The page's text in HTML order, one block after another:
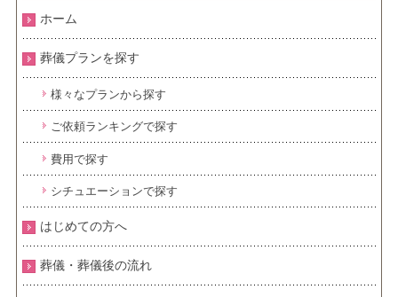
ホーム
葬儀プランを探す
様々なプランから探す
ご依頼ランキングで探す
費用で探す
シチュエーションで探す
はじめての方へ
葬儀・葬儀後の流れ